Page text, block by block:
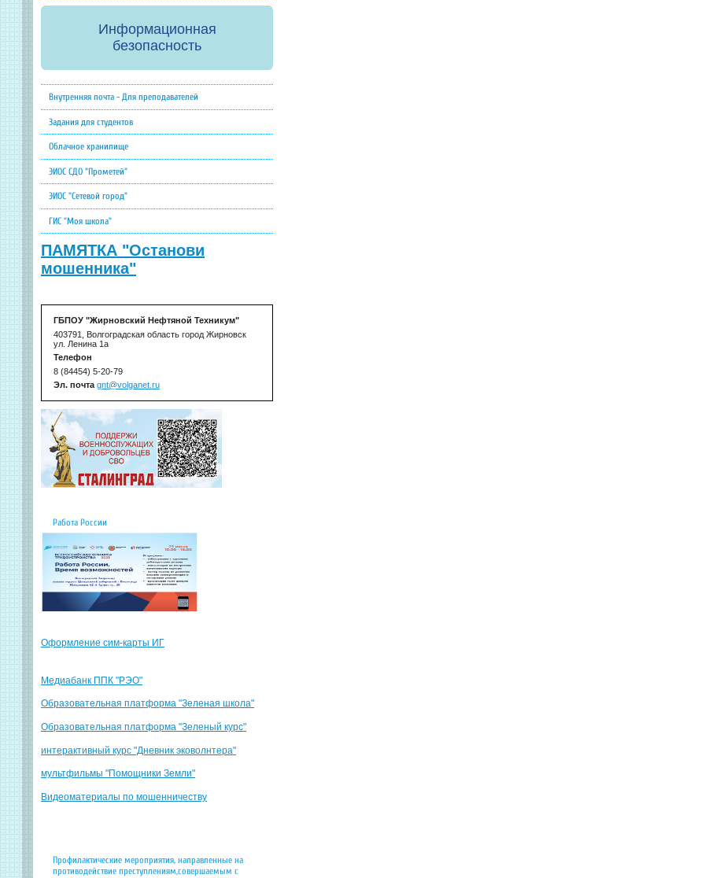
Информационная
безопасность
Внутренняя почта - Для преподавателей
Задания для студентов
Облачное хранилище
ЭИОС СДО "Прометей"
ЭИОС "Сетевой город"
ГИС "Моя школа"
ПАМЯТКА "Останови
мошенника"
ГБПОУ "Жирновский Нефтяной Техникум"
403791, Волгоградская область город Жирновск
ул. Ленина 1а
Телефон
8 (84454) 5-20-79
Эл. почта gnt@volganet.ru
Работа России
Оформление сим-карты ИГ
Медиабанк ППК "РЭО"
Образовательная платформа "Зеленая школа"
Образовательная платформа "Зеленый курс"
интерактивный курс "Дневник эковолнтера"
мультфильмы "Помощники Земли"
Видеоматериалы по мошенничеству
Профилактические мероприятия, направленные на
противодействие преступлениям,совершаемым с